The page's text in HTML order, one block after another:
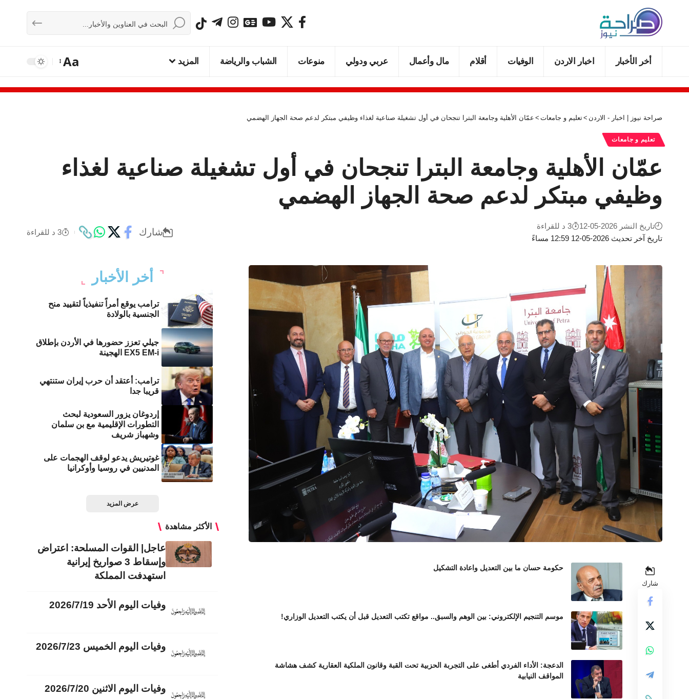
أخر الأخبار اخبار الاردن الوفيات أقلام مال وأعمال عربي ودولي منوعات الشباب والرياضة المزيد Aa
صراحة نيوز | اخبار - الاردن >تعليم و جامعات > عمّان الأهلية وجامعة البترا تنجحان في أول تشغيلة صناعية لغذاء وظيفي مبتكر لدعم صحة الجهاز الهضمي
تعليم و جامعات
عمّان الأهلية وجامعة البترا تنجحان في أول تشغيلة صناعية لغذاء
وظيفي مبتكر لدعم صحة الجهاز الهضمي
تاريخ آخر تحديث 2026-05-12 12:59 مساءً
تاريخ النشر 2026-05-12 3 د للقراءة
شارك 3 د للقراءة
شارك
حكومة حسان ما بين التعديل واعادة التشكيل
موسم التنجيم الإلكتروني: بين الوهم والسبق.. مواقع تكتب التعديل قبل أن يكتب التعديل الوزاري!
الدعجة: الأداء الفردي أطغى على التجربة الحزبية تحت القبة وقانون الملكية العقارية كشف هشاشة
المواقف النيابية
أخر الأخبار
ترامب يوقع أمراً تنفيذياً لتقييد منح
الجنسية بالولادة
جيلي تعزز حضورها في الأردن بإطلاق
EX5 EM-i الهجينة
ترامب: أعتقد أن حرب إيران ستنتهي
قريبا جدا
إردوغان يزور السعودية لبحث
التطورات الإقليمية مع بن سلمان
وشهباز شريف
غوتيريش يدعو لوقف الهجمات على
المدنيين في روسيا وأوكرانيا
عرض المزيد
الأكثر مشاهدة
عاجل| القوات المسلحة: اعتراض
وإسقاط 3 صواريخ إيرانية
استهدفت المملكة
وفيات اليوم الأحد 2026/7/19
وفيات اليوم الخميس 2026/7/23
وفيات اليوم الاثنين 2026/7/20